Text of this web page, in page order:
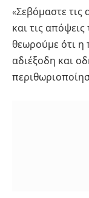
«Σεβόμαστε
και τις
θεωρούμε ότι η
αδιέξοδη και